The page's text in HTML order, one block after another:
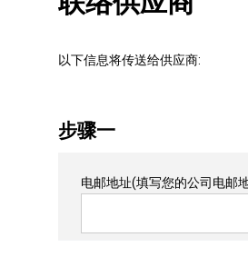
以下信息将传送给供应商:
步骤一
电邮地址(填写您的公司电邮